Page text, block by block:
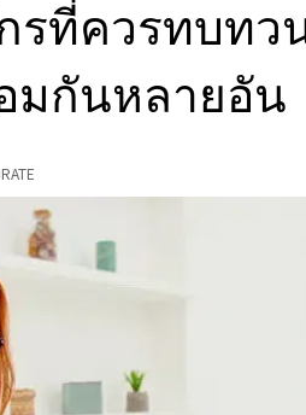
รที่ควรทบทว
มกันหลายอัน